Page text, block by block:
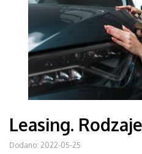
Leasing.
Dodano: 2022-05-25